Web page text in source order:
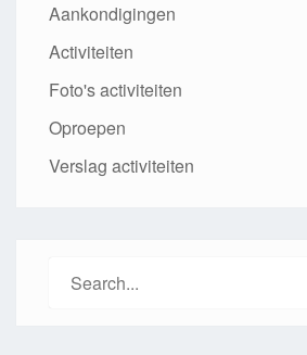
Aankondigingen
Activiteiten
Foto's activiteiten
Oproepen
Verslag activiteiten
Search